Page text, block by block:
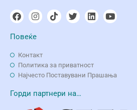
Повеќе
Контакт
Политика за приватност
Најчесто Поставувани Прашања
Горди партнери на…